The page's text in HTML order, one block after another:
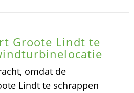
Groote Lindt te
omdat de
Lindt te schrappen